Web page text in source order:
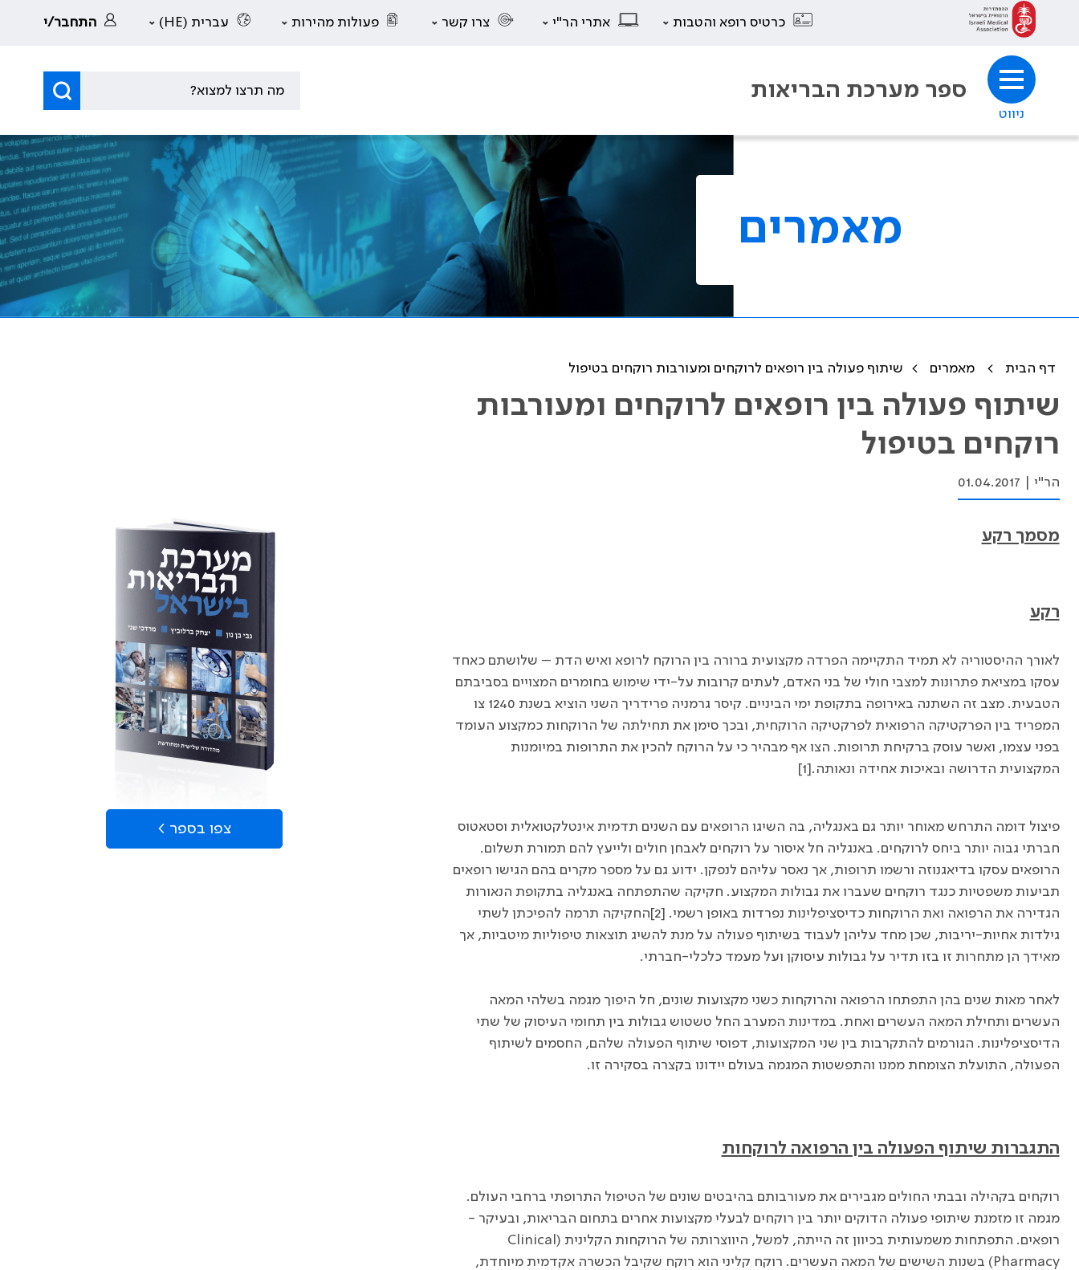
כרטיס רופא והטבות אתרי הר"י צרו קשר פעולות מהירות עברית (HE) התחבר/י
ניווט
ספר מערכת הבריאות
מאמרים
דף הבית מאמרים שיתוף פעולה בין רופאים לרוקחים ומעורבות רוקחים בטיפול
שיתוף פעולה בין רופאים לרוקחים ומעורבות
רוקחים בטיפול
הר"י 01.04.2017
מסמך רקע
רקע
לאורך ההיסטוריה לא תמיד התקיימה הפרדה מקצועית ברורה בין הרוקח לרופא ואיש הדת – שלושתם כאחד
עסקו במציאת פתרונות למצבי חולי של בני האדם, לעתים קרובות על-ידי שימוש בחומרים המצויים בסביבתם
הטבעית. מצב זה השתנה באירופה בתקופת ימי הביניים. קיסר גרמניה פרידריך השני הוציא בשנת 1240 צו
המפריד בין הפרקטיקה הרפואית לפרקטיקה הרוקחית, ובכך סימן את תחילתה של הרוקחות כמקצוע העומד
בפני עצמו, ואשר עוסק ברקיחת תרופות. הצו אף מבהיר כי על הרוקח להכין את התרופות במיומנות
המקצועית הדרושה ובאיכות אחידה ונאותה.[1]
פיצול דומה התרחש מאוחר יותר גם באנגליה, בה השיגו הרופאים עם השנים תדמית אינטלקטואלית וסטאטוס
חברתי גבוה יותר ביחס לרוקחים. באנגליה חל איסור על רוקחים לאבחן חולים ולייעץ להם תמורת תשלום.
הרופאים עסקו בדיאגנוזה ורשמו תרופות, אך נאסר עליהם לנפקן. ידוע גם על מספר מקרים בהם הגישו רופאים
תביעות משפטיות כנגד רוקחים שעברו את גבולות המקצוע. חקיקה שהתפתחה באנגליה בתקופת הנאורות
הגדירה את הרפואה ואת הרוקחות כדיסציפלינות נפרדות באופן רשמי. [2]החקיקה תרמה להפיכתן לשתי
גילדות אחיות-יריבות, שכן מחד עליהן לעבוד בשיתוף פעולה על מנת להשיג תוצאות טיפוליות מיטביות, אך
מאידך הן מתחרות זו בזו תדיר על גבולות עיסוקן ועל מעמד כלכלי-חברתי.
לאחר מאות שנים בהן התפתחו הרפואה והרוקחות כשני מקצועות שונים, חל היפוך מגמה בשלהי המאה
העשרים ותחילת המאה העשרים ואחת. במדינות המערב החל טשטוש גבולות בין תחומי העיסוק של שתי
הדיסציפלינות. הגורמים להתקרבות בין שני המקצועות, דפוסי שיתוף הפעולה שלהם, החסמים לשיתוף
הפעולה, התועלת הצומחת ממנו והתפשטות המגמה בעולם יידונו בקצרה בסקירה זו.
התגברות שיתוף הפעולה בין הרפואה לרוקחות
רוקחים בקהילה ובבתי החולים מגבירים את מעורבותם בהיבטים שונים של הטיפול התרופתי ברחבי העולם.
מגמה זו מזמנת שיתופי פעולה הדוקים יותר בין רוקחים לבעלי מקצועות אחרים בתחום הבריאות, ובעיקר -
רופאים. התפתחות משמעותית בכיוון זה הייתה, למשל, היווצרותה של הרוקחות הקלינית ( Clinical
Pharmacy) בשנות השישים של המאה העשרים. רוקח קליני הוא רוקח שקיבל הכשרה אקדמית מיוחדת,
צפו בספר >